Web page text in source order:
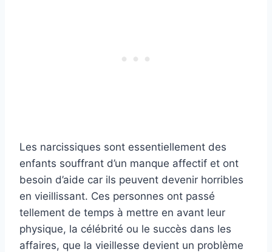
Les narcissiques sont essentiellement des
enfants souffrant d’un manque affectif et ont
besoin d’aide car ils peuvent devenir horribles
en vieillissant. Ces personnes ont passé
tellement de temps à mettre en avant leur
physique, la célébrité ou le succès dans les
affaires, que la vieillesse devient un problème